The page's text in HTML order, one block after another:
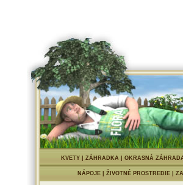
KVETY ZÁHRADKA OKRASNÁ
NÁPOJE ŽIVOTNÉ PROSTREDIE